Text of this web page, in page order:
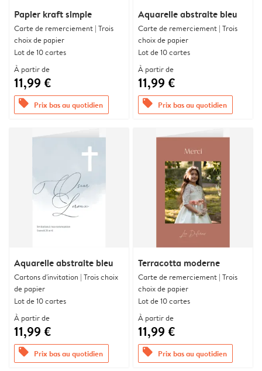
Papier kraft simple
Carte de remerciement | Trois
choix de papier
Lot de 10 cartes
À partir de
11,99 €
offers Prix bas au quotidien
Aquarelle abstraite bleu
Carte de remerciement | Trois
choix de papier
Lot de 10 cartes
À partir de
11,99 €
offers Prix bas au quotidien
Aquarelle abstraite bleu
Cartons d'invitation | Trois choix
de papier
Lot de 10 cartes
À partir de
11,99 €
offers Prix bas au quotidien
Terracotta moderne
Carte de remerciement | Trois
choix de papier
Lot de 10 cartes
À partir de
11,99 €
offers Prix bas au quotidien